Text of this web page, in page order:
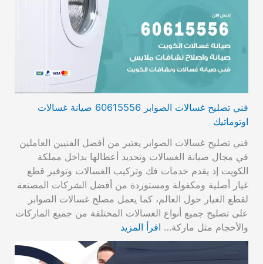
فني تصليح غسالات الصوابر 60615556 صيانة غسالات
اوتوماتيك
فني تصليح غسالات الصوابر يعتبر من أفضل الفنيين العاملين
في مجال صيانة الغسالات وتحديد أعطالها بداخل مملكة
الكويت إذ يقدم خدمات فك وتركيب الغسالات وتوفير قطع
غيار أصلية ومكفولة ومستوردة من أفضل الشركات المصنعة
لقطع الغيار حول العالم، كما يعمل مصلح غسالات الصوابر
على تصليح جميع أنواع الغسالات المختلفة من جميع الماركات
والأحجام مثل ماركة… اقرأ المزيد